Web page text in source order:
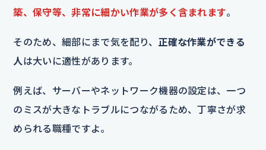
築、保守等、非常に細かい作業が多く含まれます。
そのため、細部にまで気を配り、 正確な作業ができる
人は大いに適性があります。
例えば、サーバーやネットワーク機器の設定は、一つ
のミスが大きなトラブルにつながるため、丁寧さが求
められる職種ですよ。